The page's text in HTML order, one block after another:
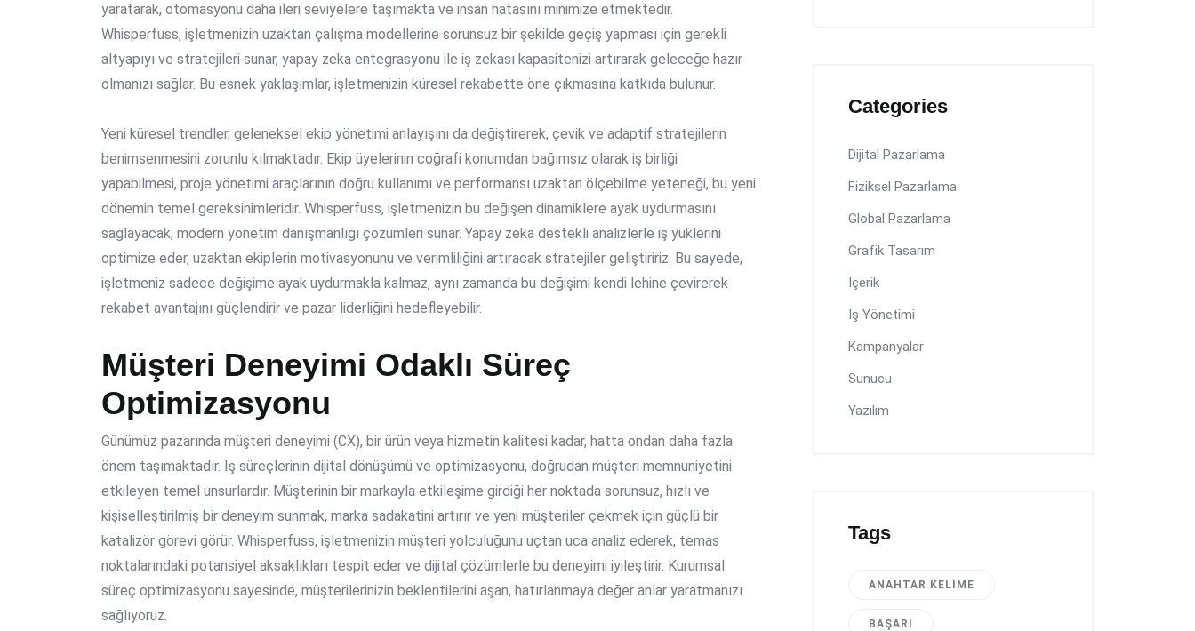
yaratarak, otomasyonu daha ileri seviyelere taşımakta ve insan hatasını minimize etmektedir.
Whisperfuss, işletmenizin uzaktan çalışma modellerine sorunsuz bir şekilde geçiş yapması için gerekli
altyapıyı ve stratejileri sunar, yapay zeka entegrasyonu ile iş zekası kapasitenizi artırarak geleceğe hazır
olmanızı sağlar. Bu esnek yaklaşımlar, işletmenizin küresel rekabette öne çıkmasına katkıda bulunur.
Yeni küresel trendler, geleneksel ekip yönetimi anlayışını da değiştirerek, çevik ve adaptif stratejilerin
benimsenmesini zorunlu kılmaktadır. Ekip üyelerinin coğrafi konumdan bağımsız olarak iş birliği
yapabilmesi, proje yönetimi araçlarının doğru kullanımı ve performansı uzaktan ölçebilme yeteneği, bu yeni
dönemin temel gereksinimleridir. Whisperfuss, işletmenizin bu değişen dinamiklere ayak uydurmasını
sağlayacak, modern yönetim danışmanlığı çözümleri sunar. Yapay zeka destekli analizlerle iş yüklerini
optimize eder, uzaktan ekiplerin motivasyonunu ve verimliliğini artıracak stratejiler geliştiririz. Bu sayede,
işletmeniz sadece değişime ayak uydurmakla kalmaz, aynı zamanda bu değişimi kendi lehine çevirerek
rekabet avantajını güçlendirir ve pazar liderliğini hedefleyebilir.
Müşteri Deneyimi Odaklı Süreç
Optimizasyonu
Günümüz pazarında müşteri deneyimi (CX), bir ürün veya hizmetin kalitesi kadar, hatta ondan daha fazla
önem taşımaktadır. İş süreçlerinin dijital dönüşümü ve optimizasyonu, doğrudan müşteri memnuniyetini
etkileyen temel unsurlardır. Müşterinin bir markayla etkileşime girdiği her noktada sorunsuz, hızlı ve
kişiselleştirilmiş bir deneyim sunmak, marka sadakatini artırır ve yeni müşteriler çekmek için güçlü bir
katalizör görevi görür. Whisperfuss, işletmenizin müşteri yolculuğunu uçtan uca analiz ederek, temas
noktalarındaki potansiyel aksaklıkları tespit eder ve dijital çözümlerle bu deneyimi iyileştirir. Kurumsal
süreç optimizasyonu sayesinde, müşterilerinizin beklentilerini aşan, hatırlanmaya değer anlar yaratmanızı
sağlıyoruz.
Categories
Dijital Pazarlama
Fiziksel Pazarlama
Global Pazarlama
Grafik Tasarım
İçerik
İş Yönetimi
Kampanyalar
Sunucu
Yazılım
Tags
ANAHTAR KELIME
BAŞARI